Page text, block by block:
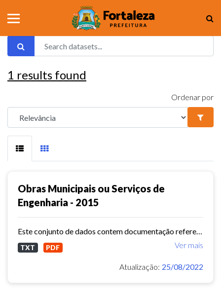
1 results found
Ordenar por
Obras Municipais ou Serviços de
Engenharia - 2015
Ver mais
TXT PDF
Atualização: 25/08/2022